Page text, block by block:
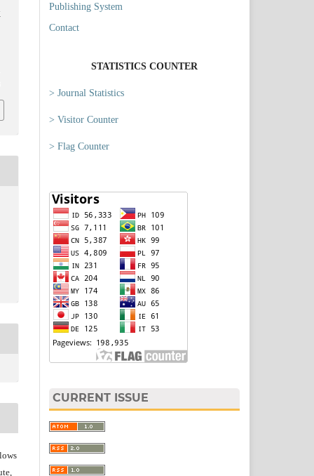
Publishing System
Contact
STATISTICS COUNTER
> Journal Statistics
> Visitor Counter
> Flag Counter
CURRENT ISSUE